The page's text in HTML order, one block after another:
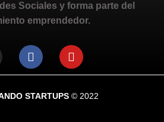
Sociales y forma parte del
emprendedor.
STARTUPS© 2022